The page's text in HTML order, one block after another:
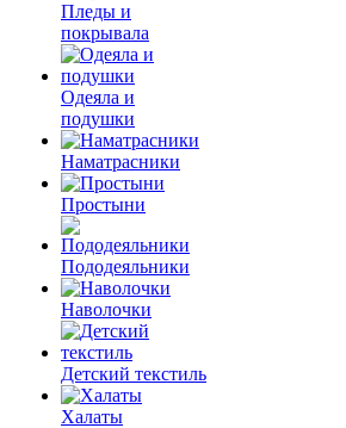
Пледы и
покрывала
Одеяла и
подушки
Наматрасники
Простыни
Пододеяльники
Наволочки
Детский текстиль
Халаты